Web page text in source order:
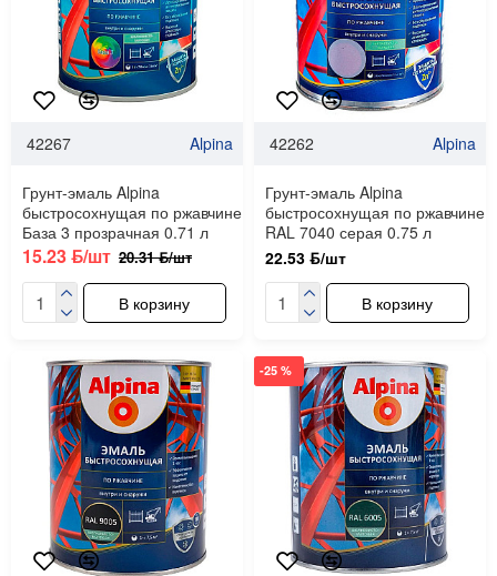
42267 Alpina
Грунт-эмаль Alpina
быстросохнущая по ржавчине
База 3 прозрачная 0.71 л
15.23 ƃ/шт 20.31 ƃ/шт
В корзину
42262 Alpina
Грунт-эмаль Alpina
быстросохнущая по ржавчине
RAL 7040 серая 0.75 л
22.53 ƃ/шт
В корзину
-25 %